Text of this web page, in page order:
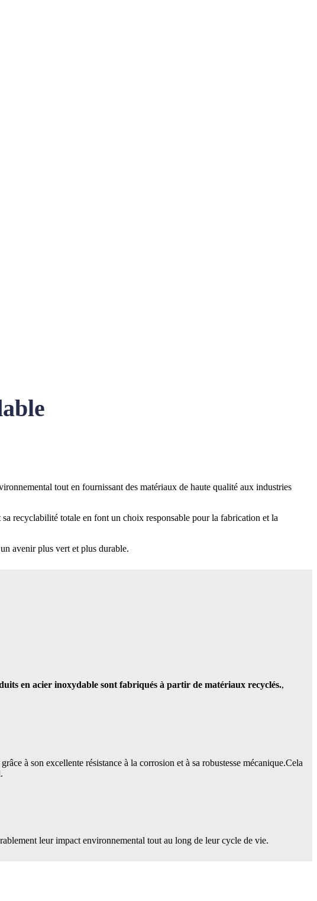
tout en fournissant des matériaux de haute qualité aux industries
recyclabilité totale en font un choix responsable pour la fabrication et la
avenir plus vert et plus durable.
en acier inoxydable sont fabriqués à partir de matériaux recyclés.,
à son excellente résistance à la corrosion et à sa robustesse mécanique.Cela
leur impact environnemental tout au long de leur cycle de vie.